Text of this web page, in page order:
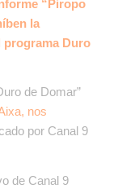
“Piropo
la
programa Duro
de Domar”
nos
por Canal 9
de Canal 9